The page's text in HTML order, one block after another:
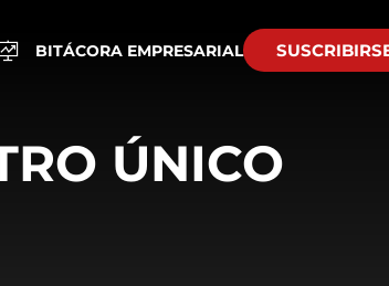
BITÁCORA EMPRESARIAL
ÚNICO